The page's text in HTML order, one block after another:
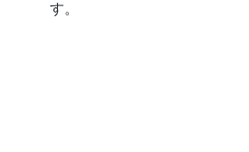
す。